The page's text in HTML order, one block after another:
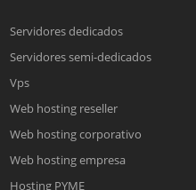
online
electrónico con el enlace a
online.
Servidores dedicados
Servidores semi-dedicados
Vps
Web hosting reseller
Web hosting corporativo
Web hosting empresa
Hosting PYME